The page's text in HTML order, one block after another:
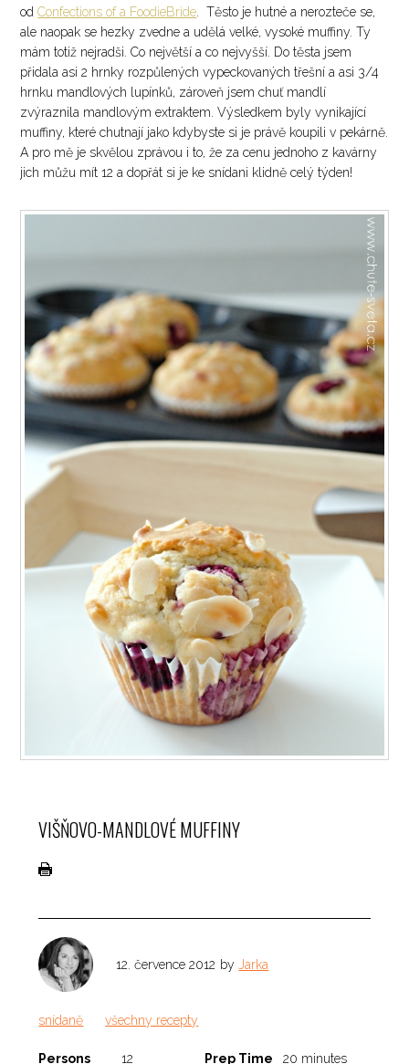
odConfections of a FoodieBride . Těsto je hutné a nerozteče se,
ale naopak se hezky zvedne a udělá velké, vysoké muffiny. Ty
mám totiž nejradši. Co největší a co nejvyšší. Do těsta jsem
přidala asi 2 hrnky rozpůlených vypeckovaných třešní a asi 3/4
hrnku mandlových lupínků, zároveň jsem chuť mandlí
zvýraznila mandlovým extraktem. Výsledkem byly vynikající
muffiny, které chutnají jako kdybyste si je právě koupili v pekárně.
A pro mě je skvělou zprávou i to, že za cenu jednoho z kavárny
jich můžu mít 12 a dopřát si je ke snídani klidně celý týden!
VIŠŇOVO-MANDLOVÉ MUFFINY
12. července 2012 byJarka
snídaně všechny recepty
Persons 12 Prep Time 20 minutes